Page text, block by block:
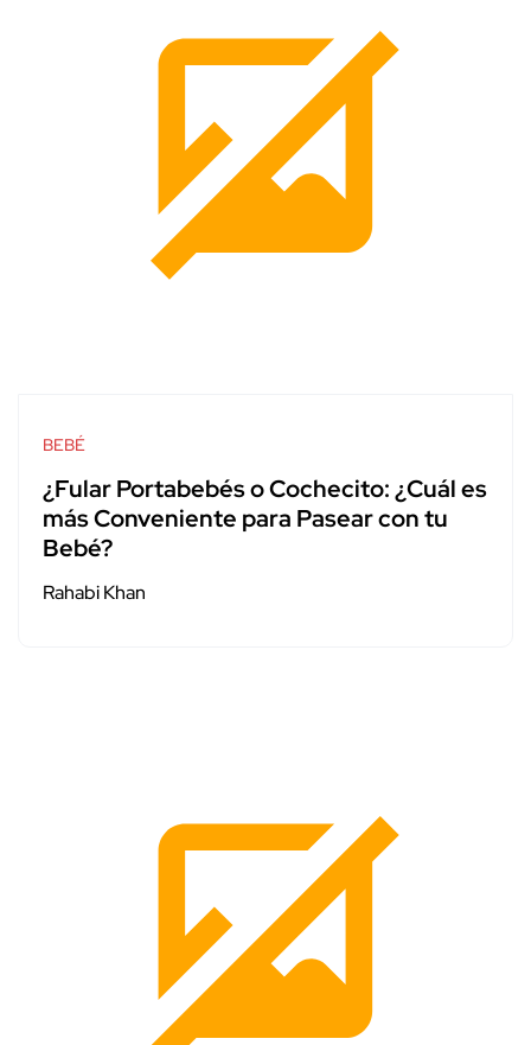
BEBÉ
¿Fular Portabebés o Cochecito: ¿Cuál es
más Conveniente para Pasear con tu
Bebé?
Rahabi Khan